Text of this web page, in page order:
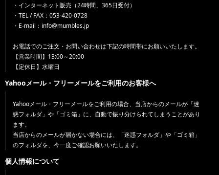
・インターネット販売（24時間、365日受付）
・TEL / FAX：053-420-0728
・E-mail：info@mumbles.jp
お電話でのご注文・お問い合わせは下記の時間帯にお願いいたします。
【営業時間】13:00～20:00
【定休日】水曜日
Yahooメール・フリーメールをご利用のお客様へ
Yahooメール・フリーメールをご利用の場合、当店からのメールが「迷
惑フォルダ」や「ゴミ箱」に、自動で振り分けられてしまうことがあり
ます。
当店からのメールが届かない場合には、「迷惑フォルダ」や「ゴミ箱」
のフォルダを、今一度ご確認お願いいたします。
個人情報について